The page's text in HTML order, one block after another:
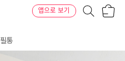
앱으로 보기
필통